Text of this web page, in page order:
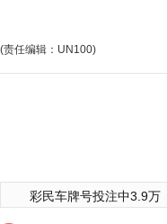
(责任编辑：UN100)
彩民车牌号投注中3.9万